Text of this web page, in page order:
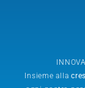
Insieme alla